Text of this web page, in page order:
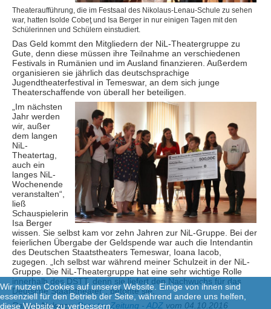
Theateraufführung, die im Festsaal des Nikolaus-Lenau-Schule zu sehen
war, hatten Isolde Cobeţ und Isa Berger in nur einigen Tagen mit den
Schülerinnen und Schülern einstudiert.
Das Geld kommt den Mitgliedern der NiL-Theatergruppe zu
Gute, denn diese müssen ihre Teilnahme an verschiedenen
Festivals in Rumänien und im Ausland finanzieren. Außerdem
organisieren sie jährlich das deutschsprachige
Jugendtheaterfestival in Temeswar, an dem sich junge
Theaterschaffende von überall her beteiligen.
„Im nächsten
Jahr werden
wir, außer
dem langen
NiL-
Theatertag,
auch ein
langes NiL-
Wochenende
veranstalten“,
ließ
Schauspielerin
Isa Berger
wissen. Sie selbst kam vor zehn Jahren zur NiL-Gruppe. Bei der
feierlichen Übergabe der Geldspende war auch die Intendantin
des Deutschen Staatstheaters Temeswar, Ioana Iacob,
zugegen. „Ich selbst war während meiner Schulzeit in der NiL-
Gruppe. Die NiL-Theatergruppe hat eine sehr wichtige Rolle
innerhalb des DSTT, denn sie liefert den Nachwuchs für das
Deutsche Staatstheater“, betonte sie.
Raluca Nelepcu,Banater Zeitung - ADZ vom 04.10.2016
Wir nutzen Cookies auf unserer Website. Einige von ihnen sind
essenziell für den Betrieb der Seite, während andere uns helfen,
diese Website zu verbessern.